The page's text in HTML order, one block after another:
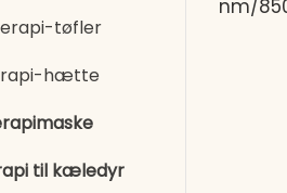
tøfler
hætte
til kæledyr
nm/